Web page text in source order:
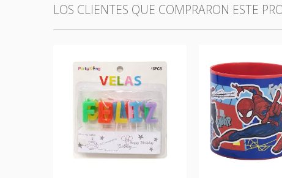
LOS CLIENTES QUE COMPRARON ESTE